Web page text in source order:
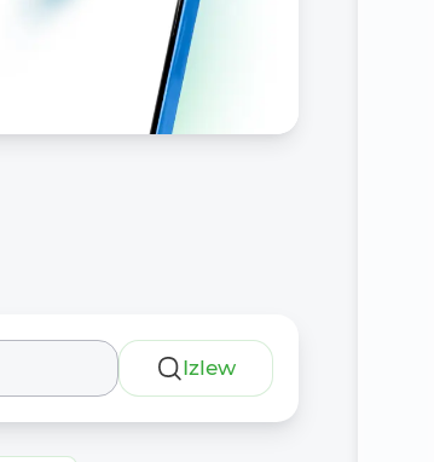
Izlew